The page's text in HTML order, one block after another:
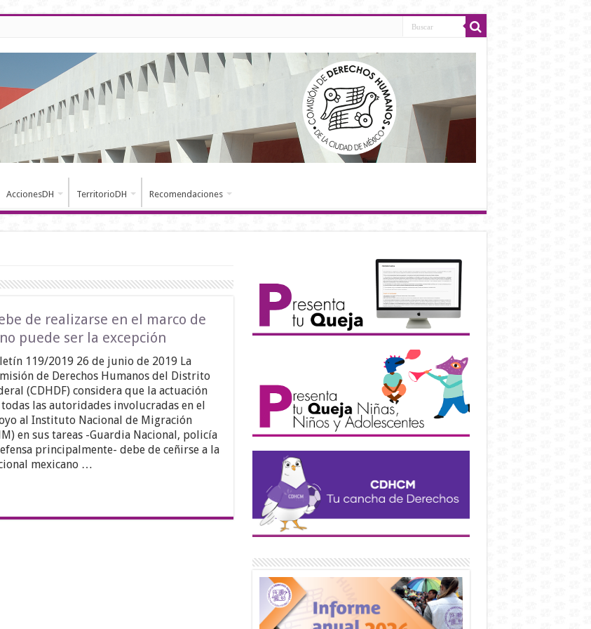
AccionesDH TerritorioDH Recomendaciones
de realizarse en el marco de
puede ser la excepción
119/2019 26 de junio de 2019 La
de Derechos Humanos del Distrito
(CDHDF) considera que la actuación
las autoridades involucradas en el
al Instituto Nacional de Migración
en sus tareas -Guardia Nacional, policía
principalmente- debe de ceñirse a la
mexicano …